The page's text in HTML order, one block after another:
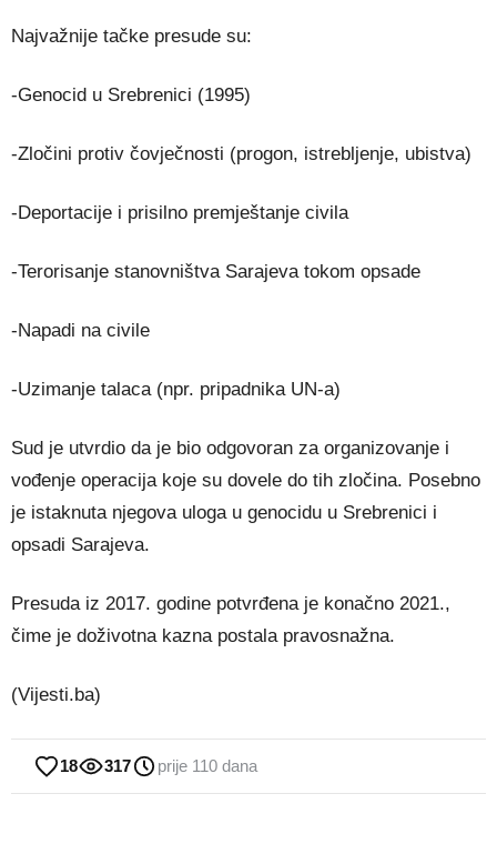
Najvažnije tačke presude su:
-Genocid u Srebrenici (1995)
-Zločini protiv čovječnosti (progon, istrebljenje, ubistva)
-Deportacije i prisilno premještanje civila
-Terorisanje stanovništva Sarajeva tokom opsade
-Napadi na civile
-Uzimanje talaca (npr. pripadnika UN-a)
Sud je utvrdio da je bio odgovoran za organizovanje i
vođenje operacija koje su dovele do tih zločina. Posebno
je istaknuta njegova uloga u genocidu u Srebrenici i
opsadi Sarajeva.
Presuda iz 2017. godine potvrđena je konačno 2021.,
čime je doživotna kazna postala pravosnažna.
(Vijesti.ba)
18 317 prije 110 dana